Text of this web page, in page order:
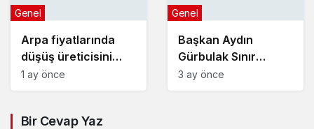
Arpa fiyatlarında
düşüş üreticisini
üzdü
Genel
1 ay önce
Başkan Aydın
Gürbulak Sınır
Kapısının açılışına
Genel
3 ay önce
Bir Cevap Yaz